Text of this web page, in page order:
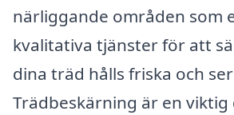
närliggande områden som
kvalitativa tjänster för att
dina träd hålls friska och
Trädbeskärning är en viktig